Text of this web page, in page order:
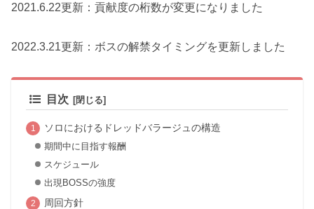
2021.6.22更新：貢献度の桁数が変更になりました
2022.3.21更新：ボスの解禁タイミングを更新しました
目次
ソロにおけるドレッドバラージュの構造
期間中に目指す報酬
スケジュール
出現BOSSの強度
周回方針